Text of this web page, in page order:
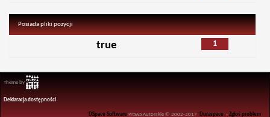
Posiada pliki pozycji
1
true
Theme by
Deklaracja dostępności
DSpace Software Prawa Autorskie © 2002-2017 Duraspace -Zgłoś problem